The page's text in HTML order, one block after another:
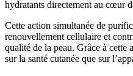
hydratants directement au cœur
Cette action simultanée de
renouvellement cellulaire et
qualité de la peau. Grâce à cette
sur la santé cutanée que sur